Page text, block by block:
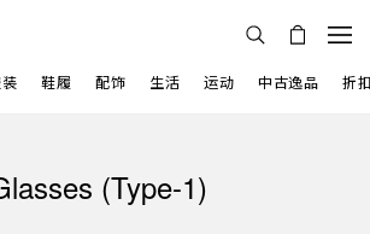
鞋履 配饰 生活 运动 中古逸品 折
(Type-1)